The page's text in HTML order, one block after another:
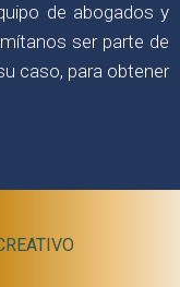
de abogados y
ser parte de
caso, para obtener